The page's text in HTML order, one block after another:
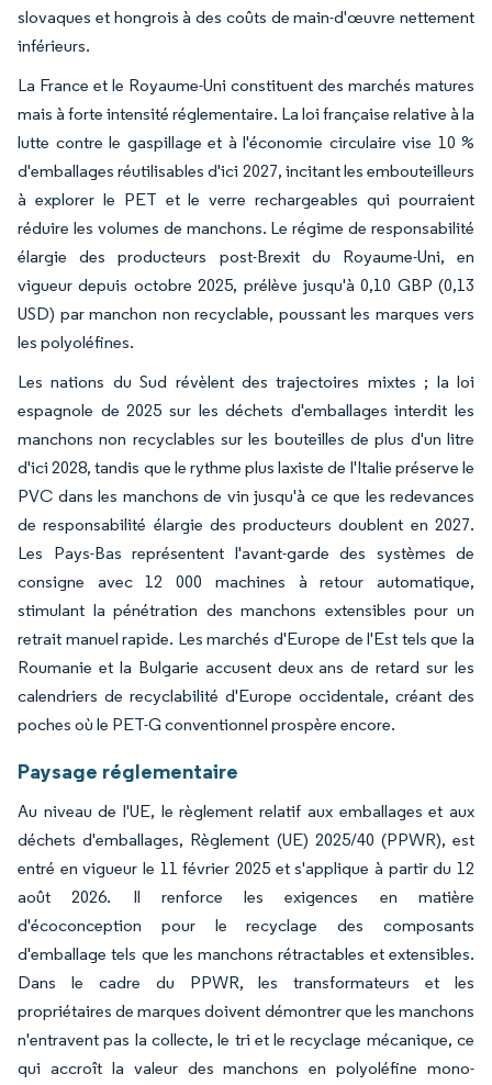
slovaques et hongrois à des coûts de main-d'œuvre nettement
inférieurs.
La France et le Royaume-Uni constituent des marchés matures
mais à forte intensité réglementaire. La loi française relative à la
lutte contre le gaspillage et à l'économie circulaire vise 10 %
d'emballages réutilisables d'ici 2027, incitant les embouteilleurs
à explorer le PET et le verre rechargeables qui pourraient
réduire les volumes de manchons. Le régime de responsabilité
élargie des producteurs post-Brexit du Royaume-Uni, en
vigueur depuis octobre 2025, prélève jusqu'à 0,10 GBP (0,13
USD) par manchon non recyclable, poussant les marques vers
les polyoléfines.
Les nations du Sud révèlent des trajectoires mixtes ; la loi
espagnole de 2025 sur les déchets d'emballages interdit les
manchons non recyclables sur les bouteilles de plus d'un litre
d'ici 2028, tandis que le rythme plus laxiste de l'Italie préserve le
PVC dans les manchons de vin jusqu'à ce que les redevances
de responsabilité élargie des producteurs doublent en 2027.
Les Pays-Bas représentent l'avant-garde des systèmes de
consigne avec 12 000 machines à retour automatique,
stimulant la pénétration des manchons extensibles pour un
retrait manuel rapide. Les marchés d'Europe de l'Est tels que la
Roumanie et la Bulgarie accusent deux ans de retard sur les
calendriers de recyclabilité d'Europe occidentale, créant des
poches où le PET-G conventionnel prospère encore.
Paysage réglementaire
Au niveau de l'UE, le règlement relatif aux emballages et aux
déchets d'emballages, Règlement (UE) 2025/40 (PPWR), est
entré en vigueur le 11 février 2025 et s'applique à partir du 12
août 2026. Il renforce les exigences en matière
d'écoconception pour le recyclage des composants
d'emballage tels que les manchons rétractables et extensibles.
Dans le cadre du PPWR, les transformateurs et les
propriétaires de marques doivent démontrer que les manchons
n'entravent pas la collecte, le tri et le recyclage mécanique, ce
qui accroît la valeur des manchons en polyoléfine mono-